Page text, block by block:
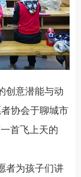
意潜能与动
协会于聊城市
首飞上天的
为孩子们讲